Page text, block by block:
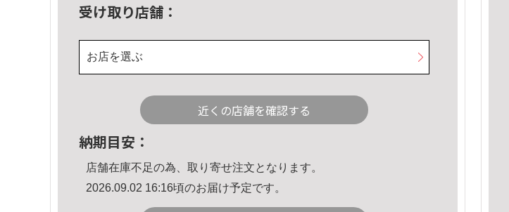
受け取り店舗：
お店を選ぶ
近くの店舗を確認する
納期目安：
店舗在庫不足の為、取り寄せ注文となります。
2026.09.02 16:16頃のお届け予定です。